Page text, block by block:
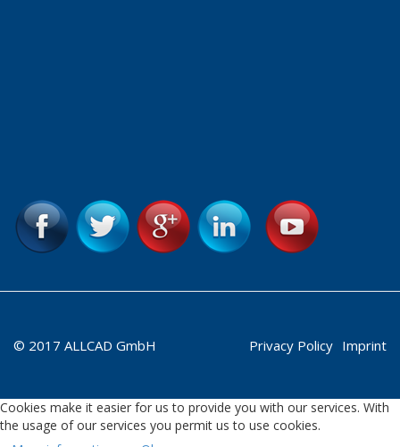
© 2017 ALLCAD GmbH Imprint
Privacy Policy
Cookies make it easier for us to provide you with our services. With
the usage of our services you permit us to use cookies.